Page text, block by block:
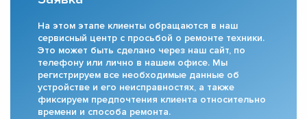
На этом этапе клиенты обращаются в наш
сервисный центр с просьбой о ремонте техники.
Это может быть сделано через наш сайт, по
телефону или лично в нашем офисе. Мы
регистрируем все необходимые данные об
устройстве и его неисправностях, а также
фиксируем предпочтения клиента относительно
времени и способа ремонта.